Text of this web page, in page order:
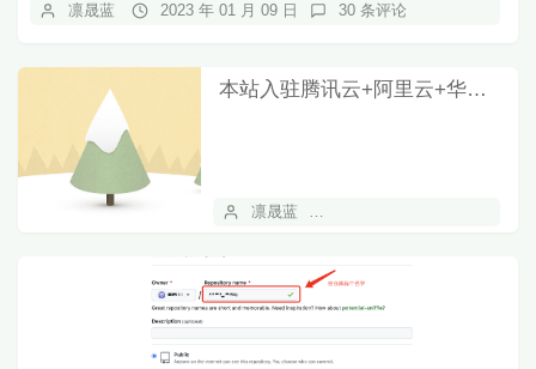
凛晟蓝 2023 年 01 月 09 日 30 条评论
本站入驻腾讯云+阿里云+华为云+CSDN等平台
凛晟蓝